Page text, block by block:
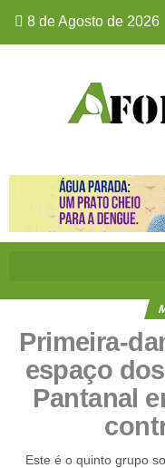
8 de Agosto de 2026
Primeira-
espaço
Pantanal
Este é o quinto grupo